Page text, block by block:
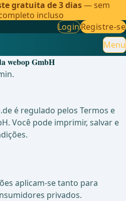
gratuita de 3 dias— sem
incluso
LoginRegistre-se
Menu
webop GmbH
é regulado pelos Termos e
Você pode imprimir, salvar e
aplicam-se tanto para
privados.